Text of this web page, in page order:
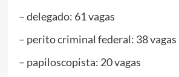
– delegado: 61 vagas
– perito criminal federal: 38 vagas
– papiloscopista: 20 vagas